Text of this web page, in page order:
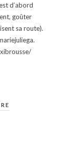
d’abord
goûter
sa route).